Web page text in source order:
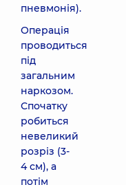
пневмонія).
Операція
проводиться
під
загальним
наркозом.
Спочатку
робиться
невеликий
розріз (3-
4 см), а
потім